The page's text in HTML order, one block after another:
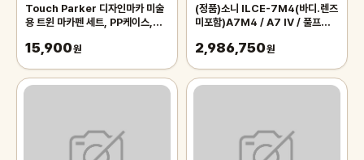
Touch Parker 디자인마카 미술
용 트윈 마카펜 세트, PP케이스,
15,900원
(정품)소니 ILCE-7M4(바디.렌즈
미포함)A7M4 / A7 IV / 풀프레임
2,986,750원